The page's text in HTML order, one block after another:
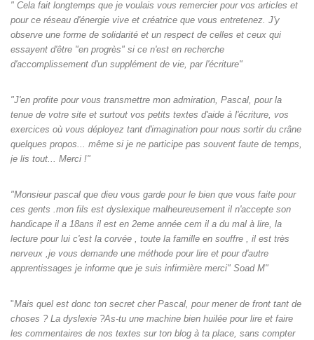
" Cela fait longtemps que je voulais vous remercier pour vos articles et
pour ce réseau d'énergie vive et créatrice que vous entretenez. J'y
observe une forme de solidarité et un respect de celles et ceux qui
essayent d'être "en progrès" si ce n'est en recherche
d'accomplissement d'un supplément de vie, par l'écriture"
"J'en profite pour vous transmettre mon admiration, Pascal, pour la
tenue de votre site et surtout vos petits textes d'aide à l'écriture, vos
exercices où vous déployez tant d'imagination pour nous sortir du crâne
quelques propos... même si je ne participe pas souvent faute de temps,
je lis tout... Merci !"
"Monsieur pascal que dieu vous garde pour le bien que vous faite pour
ces gents .mon fils est dyslexique malheureusement il n'accepte son
handicape il a 18ans il est en 2eme année cem il a du mal à lire, la
lecture pour lui c'est la corvée , toute la famille en souffre , il est très
nerveux ,je vous demande une méthode pour lire et pour d'autre
apprentissages je informe que je suis infirmière merci" Soad M"
"Mais quel est donc ton secret cher Pascal, pour mener de front tant de
choses ? La dyslexie ?As-tu une machine bien huilée pour lire et faire
les commentaires de nos textes sur ton blog à ta place, sans compter